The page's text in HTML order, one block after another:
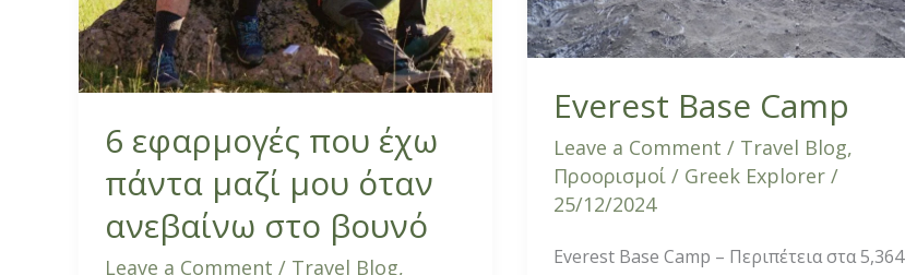
6 εφαρμογές που έχω
πάντα μαζί μου όταν
ανεβαίνω στο βουνό
Leave a Comment / Travel Blog,
ανεβαίνω
στο
βουνό
Everest Base Camp
Leave a Comment / Travel Blog,
Προορισμοί/ Greek Explorer /
25/12/2024
Everest Base Camp – Περιπέτεια στα 5,364